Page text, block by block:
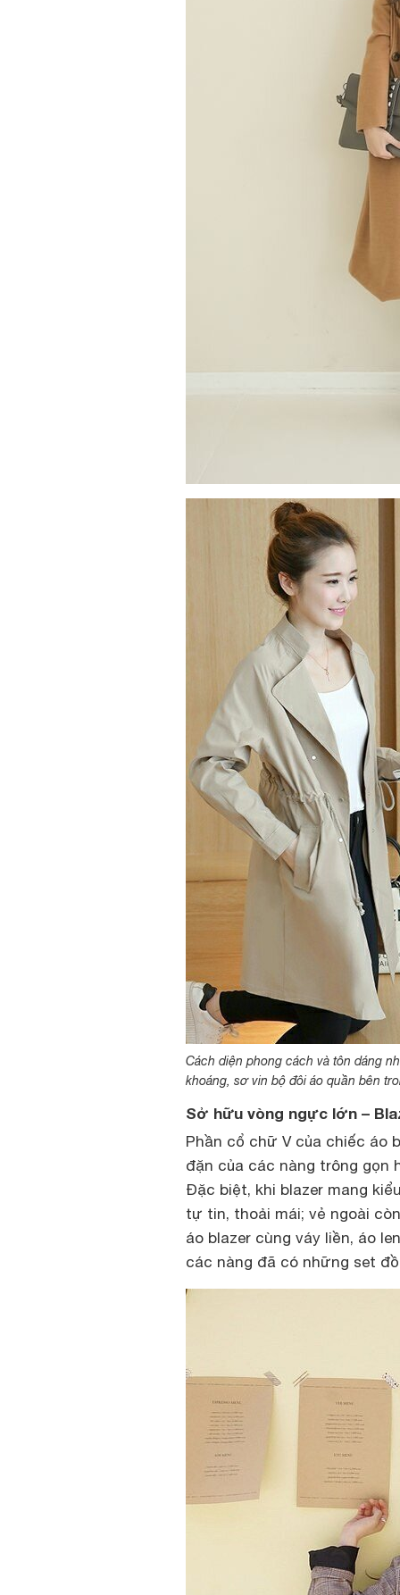
Cách diện phong cách và tôn dáng
khoáng, sơ vin bộ đôi áo quần bên
Sở hữu vòng ngực lớn –
Phần cổ chữ V của chiếc áo
đặn của các nàng trông gọn
Đặc biệt, khi blazer mang
tự tin, thoải mái; vẻ ngoài
áo blazer cùng váy liền, áo
các nàng đã có những set